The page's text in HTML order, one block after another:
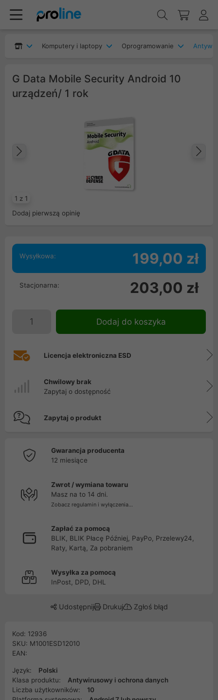
Komputery i laptopy Oprogramowanie
G Data Mobile Security Android 10
urządzeń/ 1 rok
1 z 1
Dodaj pierwszą opinię
Wysyłkowa: 199,00 zł
Stacjonarna: 203,00 zł
Dodaj do koszyka
Licencja elektroniczna ESD
Chwilowy brak
Zapytaj o dostępność
Zapytaj o produkt
Gwarancja producenta
12 miesiące
Zwrot / wymiana towaru
Masz na to 14 dni.
Zobacz regulamin i wyłączenia...
Zapłać za pomocą
BLIK, BLIK Płacę Później, PayPo, Przelewy24,
Raty, Kartą, Za pobraniem
Wysyłka za pomocą
InPost, DPD, DHL
Udostępnij Drukuj Zgłoś błąd
Kod: 12936
SKU: M1001ESD12010
EAN:
Język:
Polski
Klasa produktu:
Antywirusowy i ochrona danych
Liczba użytkowników:
10